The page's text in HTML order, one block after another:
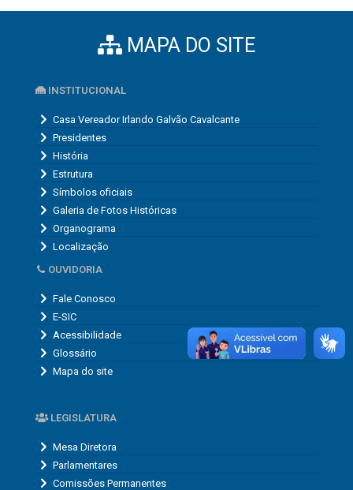
MAPA DO SITE
INSTITUCIONAL
Casa Vereador Irlando Galvão Cavalcante
Presidentes
História
Estrutura
Símbolos oficiais
Galeria de Fotos Históricas
Organograma
Localização
OUVIDORIA
Fale Conosco
E-SIC
Acessibilidade
Glossário
Mapa do site
LEGISLATURA
Mesa Diretora
Parlamentares
Comissões Permanentes